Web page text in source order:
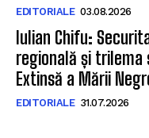
EDITORIALE 03.08.2026
Iulian Chifu:
regională și trilema
Extinsă a Mării
EDITORIALE 31.07.2026